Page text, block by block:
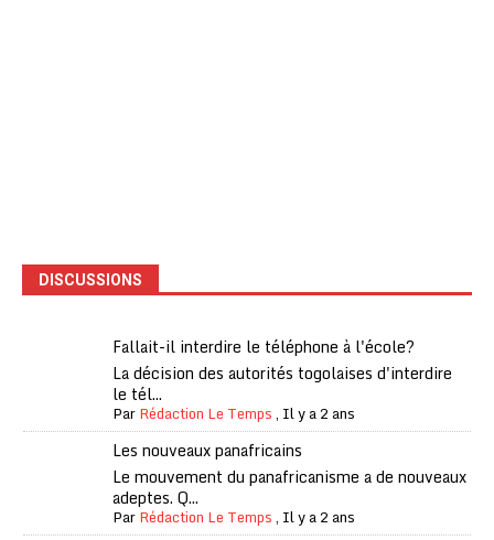
DISCUSSIONS
Fallait-il interdire le téléphone à l'école?
La décision des autorités togolaises d'interdire
le tél...
ParRédaction Le Temps, Il y a 2 ans
Les nouveaux panafricains
Le mouvement du panafricanisme a de nouveaux
adeptes. Q...
ParRédaction Le Temps, Il y a 2 ans